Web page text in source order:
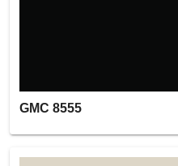
GMC 8555